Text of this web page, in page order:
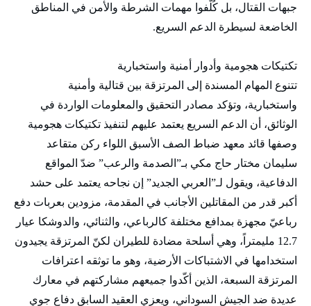
جبهات القتال، بل كُلّفوا مهمات الشرطة والأمن في المناطق
الخاضعة لسيطرة الدعم السريع.
تكتيكات هجومية وأدوار أمنية واستخبارية
تتنوع المهام المسندة إلى المرتزقة بين قتالية وأمنية
واستخبارية، وتؤكد مصادر التحقيق والمعلومات الواردة في
الوثائق، أن الدعم السريع يعتمد عليهم لتنفيذ تكتيكات هجومية
وصفها قائد معهد ضباط الصف الأسبق اللواء ركن متقاعد
سليمان مختار حاج مكي بـ”الصدمة والرعب” ضدّ المواقع
الدفاعية، ويقول لـ”العربي الجديد” إن نجاحه يعتمد على حشد
أكبر قدر من المقاتلين الأجانب في المقدمة، مزودين بعربات دفع
رباعيّ مجهزة بمدافع مختلفة كالرباعي، والثنائي، والدوشكا عيار
12.7 مليمتراً، وهي أسلحة مضادة للطيران لكنّ المرتزقة يجيدون
استخدامها في الاشتباكات الأرضية، وهو ما توثقه اعترافات
المرتزقة السبعة، الذين أكّدوا جميعهم مشاركتهم في معارك
عديدة ضد الجيش السوداني، ويعزي العقيد السابق دفاع جوي